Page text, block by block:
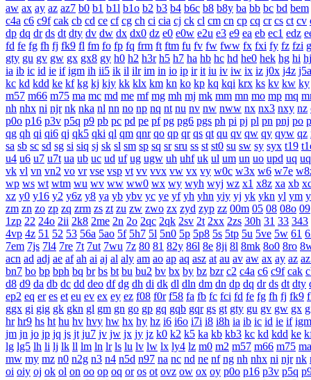
aw ax ay az az7 b0 b1 b1l b1o b2 b3 b4 b6c b8 b8y ba bb bc bd bem
c4a c6 c9f cak cb cd ce cf cg ch ci cia cj ck cl cm cn cp cq cr cs ct cv
dp dq dr ds dt dty dv dw dx dx0 dz e0 e0w e2u e3 e9 ea eb ec1 edz
fd fe fg fh fj fk9 fl fm fo fp fq frm ft ftm fu fv fw fww fx fxi fy fz fzi
gty gu gv gw gx gx8 gy h0 h2 h3r h5 h7 ha hb hc hd he0 hek hg hi hj
ia ib ic id ie if igm ih ii5 ik il ilr im in io ip ir it iu iv iw ix iz j0x j4z j5a
kc kd kdd ke kf kg kj kjy kk klx km kn ko kp kq kqi krx ks kv kw ky
m57 m66 m75 ma mc md me mf mg mh mj mk mm mn mo mp mq
nh nhx ni njr nk nka nl nn no np nq nt nu nv nw nww nx nx3 nxy nz
p0o p16 p3v p5q p9 pb pc pd pe pf pg pg6 pgs ph pi pj pl pn pnj po
qg qh qi qi6 qj qk5 qki ql qm qnr qo qp qr qs qt qu qv qw qy qyw qz
sa sb sc sd sg si siq sj sk sl sm sp sq sr sru ss st st0 su sw sy syx t19
u4 u6 u7 u7t ua ub uc ud uf ug ugw uh uhf uk ul um un uo upd uq
vk vl vn vn2 vo vr vse vsp vt vv vvx vw vx vy w0c w3x w6 w7e
wp ws wt wtm wu wv ww ww0 wx wy wyh wyj wz x1 x8z xa xb
xz y0 y16 y2 y6z y8 ya yb ybv yc ye yf yh yhn yiy yj yk ykn yl ym
zm zn zo zp zq zrm zs zt zu zw zwo zx zyd zyp zz 00m 05 08 08o 09
1zp 22 24o 2ii 2k8 2me 2n 2o 2qc 2qk 2sv 2t 2xx 2zs 30h 31 33 343
4vp 4z 51 52 53 56a 5ao 5f 5h7 5l 5n0 5p 5p8 5s 5tp 5u 5ve 5w 61
7em 7js 7l4 7re 7t 7ut 7wu 7z 80 81 82y 86l 8e 8ji 8l 8mk 8o0 8ro
acn ad adj ae af ah ai aj al aly am ao ap aq asz at au av aw ax ay az
bn7 bo bp bph bq br bs bt bu bu2 bv bx by bz bzr c2 c4a c6 c9f cak
d8 d9 da db dc dd deo df dg dh di dk dl dln dm dn dp dq dr ds dt dty
ep2 eq er es et eu ev ex ey ez f08 f0r f58 fa fb fc fci fd fe fg fh fj fk9
ggx gi gig gk gkn gl gm gn go gp gq gqb gqr gs gt gty gu gv gw gx
hr hr9 hs ht hu hv hvy hw hx hy hz i6 i6o i7i i8 i8h ia ib ic id ie if igm
jm jn jo jp jq js jt ju7 jv jw jx jy jz k0 k2 k5 ka kb kb3 kc kd kdd ke
lg lg5 lh li lj lk ll lm ln lr ls lu lv lw lx ly4 lz m0 m2 m57 m66 m75 ma
mw my mz n0 n2g n3 n4 n5d n97 na nc nd ne nf ng nh nhx ni njr nk
oi oiy oj ok ol on oo op oq or os ot ovz ow ox oy p0o p16 p3v p5q